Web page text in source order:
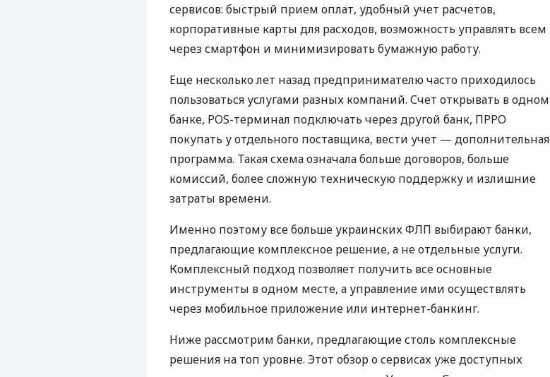
сервисов: быстрый прием оплат, удобный учет расчетов,
корпоративные карты для расходов, возможность управлять всем
через смартфон и минимизировать бумажную работу.
Еще несколько лет назад предпринимателю часто приходилось
пользоваться услугами разных компаний. Счет открывать в одном
банке, POS-терминал подключать через другой банк, ПРРО
покупать у отдельного поставщика, вести учет — дополнительная
программа. Такая схема означала больше договоров, больше
комиссий, более сложную техническую поддержку и излишние
затраты времени.
Именно поэтому все больше украинских ФЛП выбирают банки,
предлагающие комплексное решение, а не отдельные услуги.
Комплексный подход позволяет получить все основные
инструменты в одном месте, а управление ими осуществлять
через мобильное приложение или интернет-банкинг.
Ниже рассмотрим банки, предлагающие столь комплексные
решения на топ уровне. Этот обзор о сервисах уже доступных